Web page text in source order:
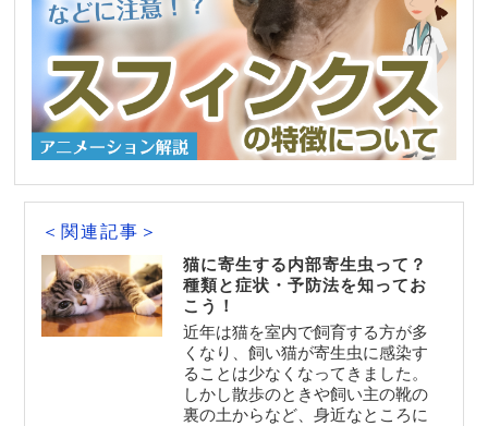
＜関連記事＞
猫に寄生する内部寄生虫って？
種類と症状・予防法を知ってお
こう！
近年は猫を室内で飼育する方が多
くなり、飼い猫が寄生虫に感染す
ることは少なくなってきました。
しかし散歩のときや飼い主の靴の
裏の土からなど、身近なところに